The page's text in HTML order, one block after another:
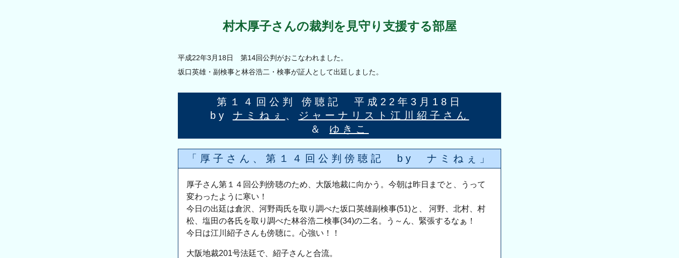
村木厚子さんの裁判を見守り支援する部屋
平成22年3月18日 第14回公判がおこなわれました。
坂口英雄・副検事と林谷浩二・検事が証人として出廷しました。
第１４回公判 傍聴記 平成22年3月18日
by ナミねぇ 、
ジャーナリスト江川紹子さん
＆ ゆきこ
「厚子さん、第１４回公判傍聴記 by ナミねぇ」
厚子さん第１４回公判傍聴のため、大阪地裁に向かう。今朝は昨日までと、うって
変わったように寒い！
今日の出廷は倉沢、河野両氏を取り調べた坂口英雄副検事(51)と、 河野、北村、村
松、塩田の各氏を取り調べた林谷浩二検事(34)の二名。う～ん、緊張するなぁ！
今日は江川紹子さんも傍聴に。心強い！！
大阪地裁201号法廷で、紹子さんと合流。